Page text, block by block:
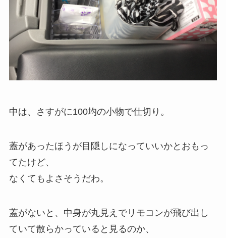
中は、さすがに100均の小物で仕切り。
蓋があったほうが目隠しになっていいかとおもっ
てたけど、
なくてもよさそうだわ。
蓋がないと、中身が丸見えでリモコンが飛び出し
ていて散らかっていると見るのか、